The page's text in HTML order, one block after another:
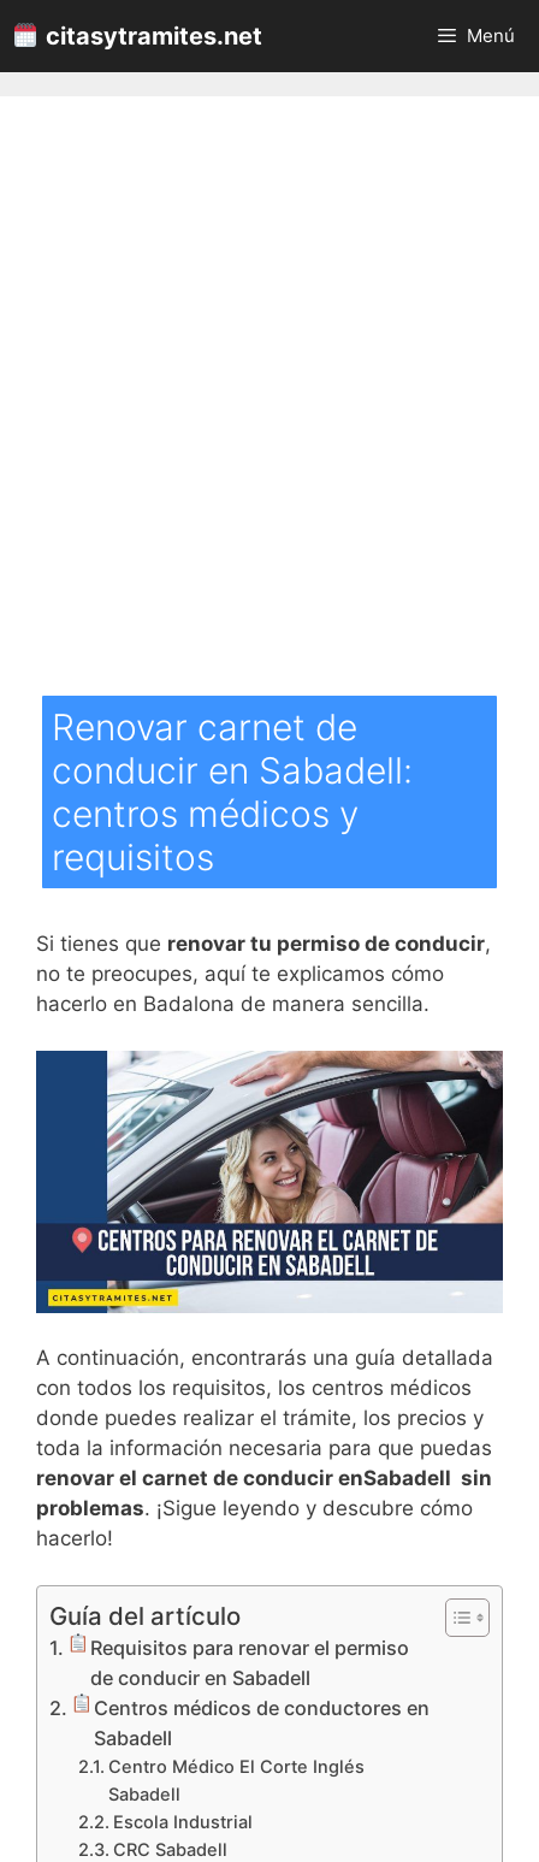
al
contenido
citasytramites.net Menú
Renovar carnet de
conducir en Sabadell:
centros médicos y
requisitos
Si tienes que renovar tu permiso de conducir,
no te preocupes, aquí te explicamos cómo
hacerlo en Badalona de manera sencilla.
A continuación, encontrarás una guía detallada
con todos los requisitos, los centros médicos
donde puedes realizar el trámite, los precios y
toda la información necesaria para que puedas
renovar el carnet de conducir enSabadell sin
problemas. ¡Sigue leyendo y descubre cómo
hacerlo!
Guía del artículo
Requisitos para renovar el permiso
de conducir en Sabadell
Centros médicos de conductores en
Sabadell
Centro Médico El Corte Inglés
Sabadell
Escola Industrial
CRC Sabadell